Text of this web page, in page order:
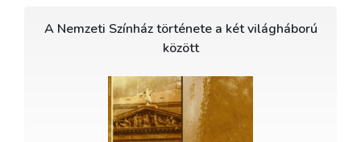
A Nemzeti Színház története a két világháború
között